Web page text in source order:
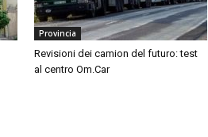
Provincia
Revisioni dei camion del futuro: test
al centro Om.Car